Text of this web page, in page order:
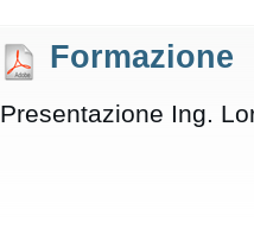
Formazione
Presentazione Ing.